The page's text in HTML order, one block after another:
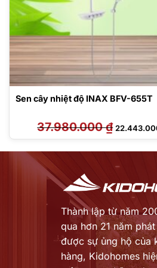
Sen cây nhiệt độ INAX BFV-655T
37.980.000₫ Giá
gốc
là:
₫.
Thành lập từ năm
qua hơn 21 năm
được sự ủng hộ của
hàng, Kidohomes